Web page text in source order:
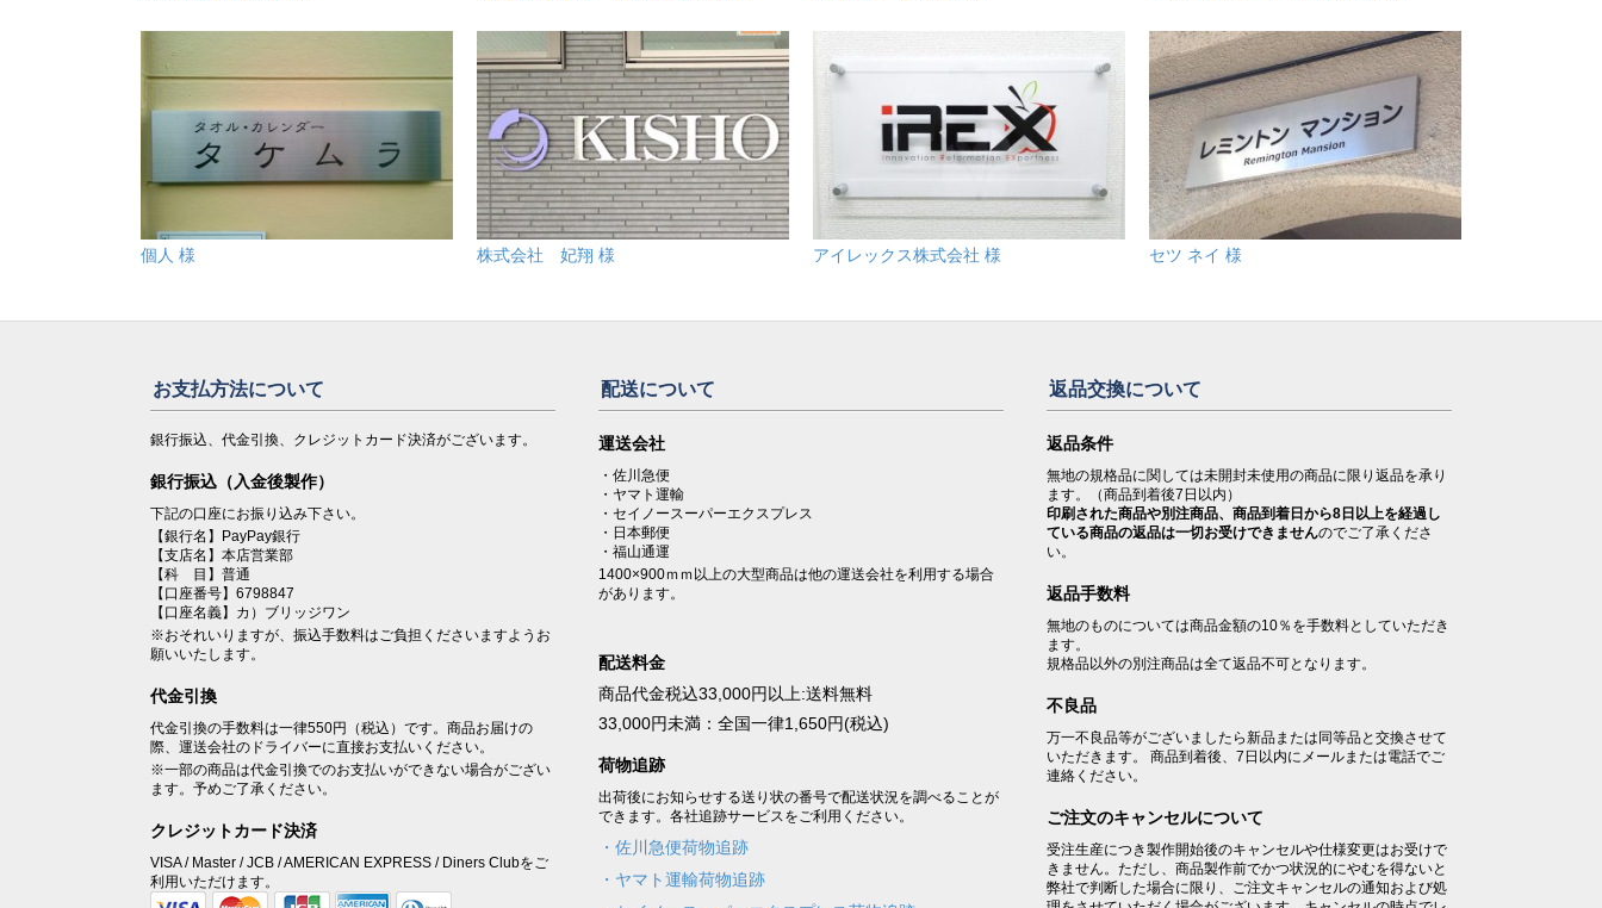
個人 様 株式会社 妃翔 様 アイレックス株式会社 様 セツ ネイ 様
お支払方法について
銀行振込、代金引換、クレジットカード決済がございます。
銀行振込（入金後製作）
下記の口座にお振り込み下さい。
【銀行名】PayPay銀行
【支店名】本店営業部
【科 目】普通
【口座番号】6798847
【口座名義】カ）ブリッジワン
※おそれいりますが、振込手数料はご負担くださいますようお
願いいたします。
代金引換
代金引換の手数料は一律550円（税込）です。商品お届けの
際、運送会社のドライバーに直接お支払いください。
※一部の商品は代金引換でのお支払いができない場合がござい
ます。予めご了承ください。
クレジットカード決済
VISA / Master / JCB / AMERICAN EXPRESS / Diners Clubをご
利用いただけます。
配送について
運送会社
・佐川急便
・ヤマト運輸
・セイノースーパーエクスプレス
・日本郵便
・福山通運
1400×900ｍｍ以上の大型商品は他の運送会社を利用する場合
があります。
配送料金
商品代金税込33,000円以上:送料無料
33,000円未満：全国一律1,650円(税込)
荷物追跡
出荷後にお知らせする送り状の番号で配送状況を調べることが
できます。各社追跡サービスをご利用ください。
・佐川急便荷物追跡
・ヤマト運輸荷物追跡
返品交換について
返品条件
無地の規格品に関しては未開封未使用の商品に限り返品を承り
ます。（商品到着後7日以内）
印刷された商品や別注商品、商品到着日から8日以上を経過し
ている商品の返品は一切お受けできませんのでご了承くださ
い。
返品手数料
無地のものについては商品金額の10％を手数料としていただき
ます。
規格品以外の別注商品は全て返品不可となります。
不良品
万一不良品等がございましたら新品または同等品と交換させて
いただきます。 商品到着後、7日以内にメールまたは電話でご
連絡ください。
ご注文のキャンセルについて
受注生産につき製作開始後のキャンセルや仕様変更はお受けで
きません。ただし、商品製作前でかつ状況的にやむを得ないと
弊社で判断した場合に限り、ご注文キャンセルの通知および処